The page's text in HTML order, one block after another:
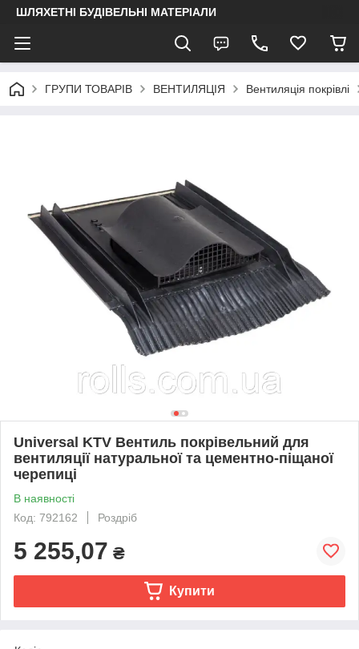
ШЛЯХЕТНІ БУДІВЕЛЬНІ МАТЕРІАЛИ
ГРУПИ ТОВАРІВ ВЕНТИЛЯЦІЯ Вентиляція покрівлі
Universal KTV Вентиль покрівельний для
вентиляції натуральної та цементно-піщаної
черепиці
В наявності
Код: 792162
Роздріб
5 255,07 ₴
Купити